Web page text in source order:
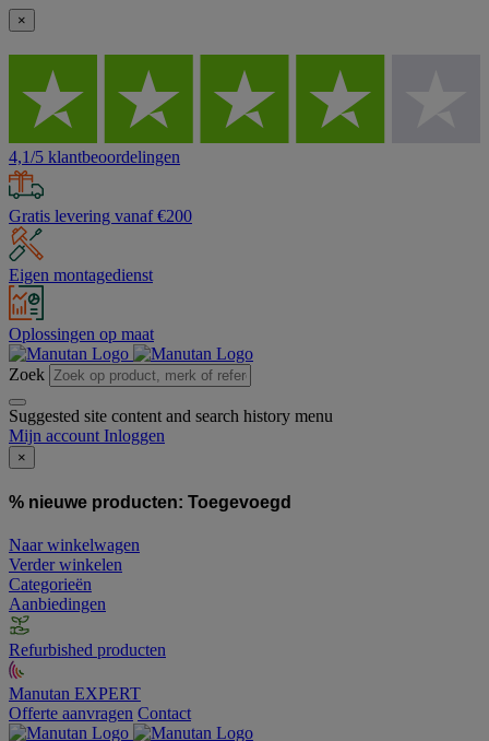
×
4,1/5 klantbeoordelingen
Gratis levering vanaf €200
Eigen montagedienst
Oplossingen op maat
Zoek
Suggested site content and search history menu
Mijn account Inloggen
×
% nieuwe producten: Toegevoegd
Naar winkelwagen
Verder winkelen
Categorieën
Aanbiedingen
Refurbished producten
Manutan EXPERT
Offerte aanvragen Contact